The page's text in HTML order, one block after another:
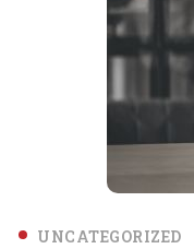
UNCATEGORIZED